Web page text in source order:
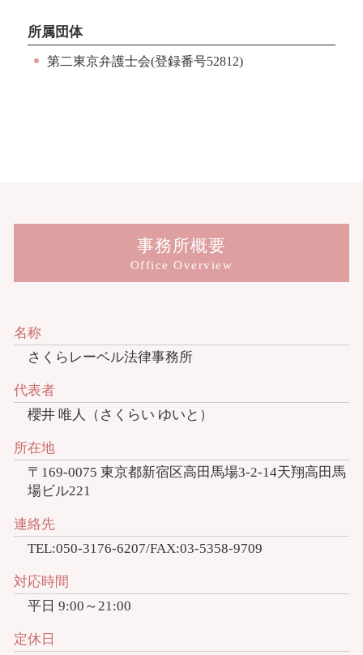
所属団体
第二東京弁護士会(登録番号52812)
事務所概要
Office Overview
名称
さくらレーベル法律事務所
代表者
櫻井 唯人（さくらい ゆいと）
所在地
〒169-0075 東京都新宿区高田馬場3-2-14天翔高田馬
場ビル221
連絡先
TEL:050-3176-6207/FAX:03-5358-9709
対応時間
平日 9:00～21:00
定休日